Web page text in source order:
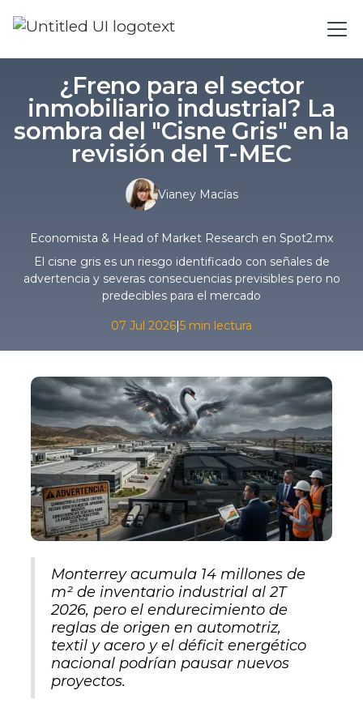
¿Freno para el sector
inmobiliario industrial? La
sombra del "Cisne Gris" en la
revisión del T-MEC
Vianey Macías
Economista & Head of Market Research en Spot2.mx
El cisne gris es un riesgo identificado con señales de
advertencia y severas consecuencias previsibles pero no
predecibles para el mercado
07 Jul 2026|5 min lectura
Monterrey acumula 14 millones de
m² de inventario industrial al 2T
2026, pero el endurecimiento de
reglas de origen en automotriz,
textil y acero y el déficit energético
nacional podrían pausar nuevos
proyectos.